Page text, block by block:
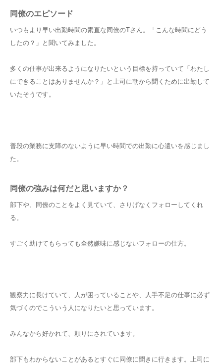
同僚のエピソード
いつもより早い出勤時間の素直な同僚のTさん。「こんな時間にどう
したの？」と聞いてみました。
多くの仕事が出来るようになりたいという目標を持っていて「わたし
にできることはありませんか？」と上司に朝から聞くために出勤して
いたそうです。
普段の業務に支障のないように早い時間での出勤に心遣いを感じまし
た。
同僚の強みは何だと思いますか？
部下や、同僚のことをよく見ていて、さりげなくフォローしてくれ
る。
すごく助けてもらっても全然嫌味に感じないフォローの仕方。
観察力に長けていて、人が困っていることや、人手不足の仕事に必ず
気づくのでこういう人になりたいと思っています。
みんなから好かれて、頼りにされています。
部下もわからないことがあるとすぐに同僚に聞きに行きます。上司に